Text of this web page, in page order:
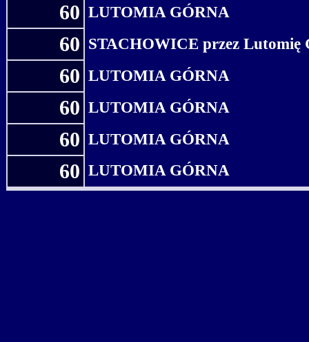
60 LUTOMIA GÓRNA
60 STACHOWICE przez Lutomię
60 LUTOMIA GÓRNA
60 LUTOMIA GÓRNA
60 LUTOMIA GÓRNA
60 LUTOMIA GÓRNA